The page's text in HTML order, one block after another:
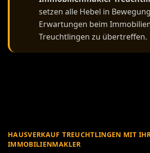
setzen alle Hebel in
Erwartungen beim
Treuchtlingen zu übertreffen.
HAUSVERKAUF TREUCHTLINGEN MIT
IMMOBILIENMAKLER